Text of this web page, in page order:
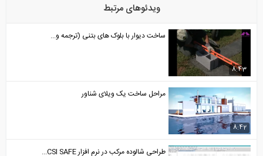
ویدئوهای مرتبط
ساخت دیوار با بلوک های بتنی (ترجمه و...
مراحل ساخت یک ویلای شناور
طراحی شالوده مرکب در نرم افزار CSI SAFE...